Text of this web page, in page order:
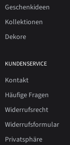
Geschenkideen
Kollektionen
Dekore
KUNDENSERVICE
Kontakt
Häufige Fragen
Widerrufsrecht
Widerrufsformular
Privatsphäre